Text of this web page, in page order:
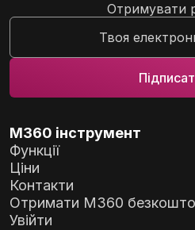
Отримувати
M360 інструмент
Функції
Ціни
Контакти
Отримати M360
Увійти